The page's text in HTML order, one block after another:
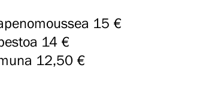
15 €
14 €
12,50 €